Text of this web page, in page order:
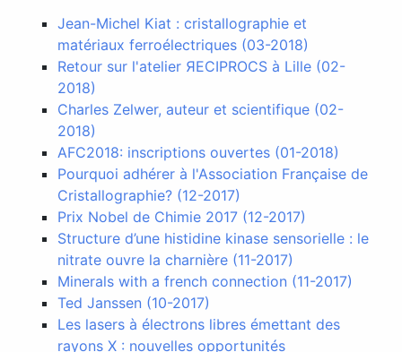
Jean-Michel Kiat : cristallographie et
matériaux ferroélectriques (03-2018)
Retour sur l'atelier ЯECIPROCS à Lille (02-
2018)
Charles Zelwer, auteur et scientifique (02-
2018)
AFC2018: inscriptions ouvertes (01-2018)
Pourquoi adhérer à l'Association Française de
Cristallographie? (12-2017)
Prix Nobel de Chimie 2017 (12-2017)
Structure d’une histidine kinase sensorielle : le
nitrate ouvre la charnière (11-2017)
Minerals with a french connection (11-2017)
Ted Janssen (10-2017)
Les lasers à électrons libres émettant des
rayons X : nouvelles opportunités